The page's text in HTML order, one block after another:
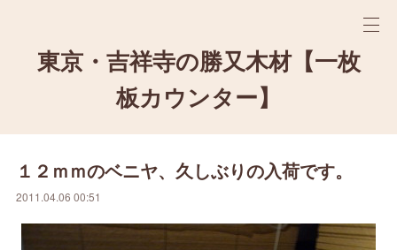
東京・吉祥寺の勝又木材【一枚
板カウンター】
１２ｍｍのベニヤ、久しぶりの入荷です。
2011.04.06 00:51